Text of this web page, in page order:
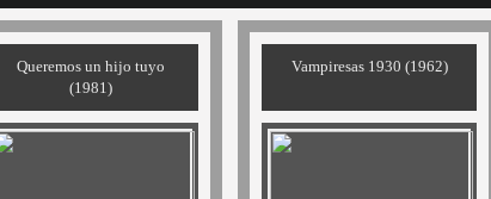
Queremos un hijo tuyo
(1981)
Vampiresas 1930 (1962)